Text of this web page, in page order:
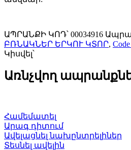
ԱՊՐԱՆՔԻ ԿՈԴ՝ 00034916
ԲՌՆԱԿՆԵՐ ԵՐԿՈՒ ԿՏՈՐ,
Կիսվել՝
Առնչվող
Համեմատել
Արագ դիտում
Ավելացնել նախընտրելիներ
Տեսնել ավելին